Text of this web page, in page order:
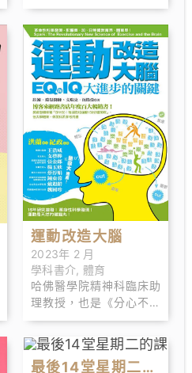
大學畢業。1948 年底移
居香港。 1941 至 2000
年，先後在重慶、上海、
香港、新馬等地任報紙副
刊和雜誌主編。中國作 家
協會會員。
運動改造大腦
2023年 2 月
學科書介, 體育
哈佛醫學院精神科臨床助
理教授，也是《分心不是
我的錯》、《人人有怪
癖》與《A User’s Guide
to the Brain》八本書的作
者與合著者，目前住在美
最後14堂星期二的